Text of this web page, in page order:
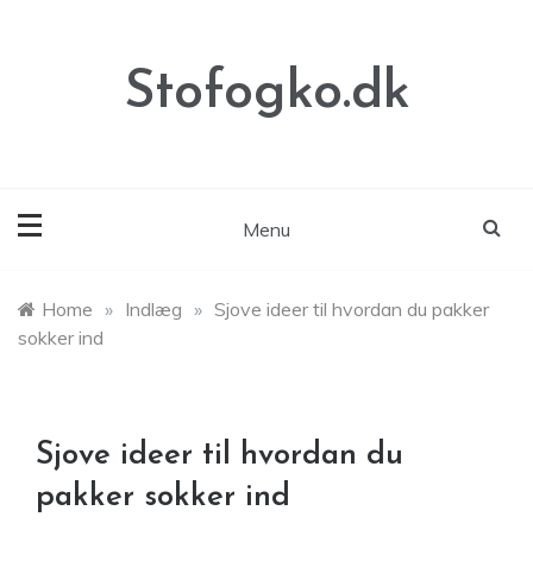
Stofogko.dk
Menu
Home » Indlæg » Sjove ideer til hvordan du pakker
sokker ind
Sjove ideer til hvordan du
pakker sokker ind